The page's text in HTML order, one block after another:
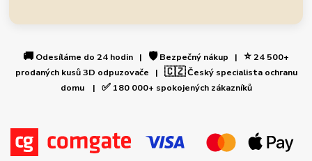
🚚 Odesíláme do 24 hodin | 🛡️Bezpečný nákup | ⭐24 500+
prodaných kusů 3D odpuzovače | 🇨🇿Český specialista ochranu
domu | ✅180 000+ spokojených zákazníků